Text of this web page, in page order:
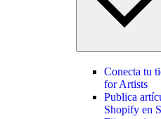
Conecta tu
for Artists
Publica
Shopify en